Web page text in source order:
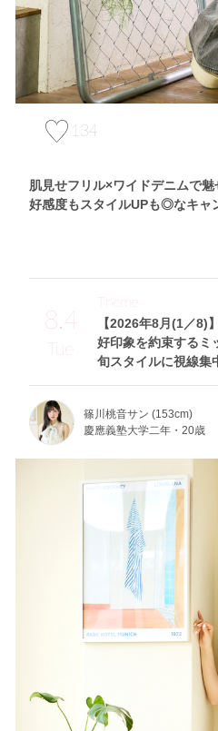
134
肌見せフリル×ワイドデニムで魅
好感度もスタイルUPも◎なキャ
8.4
Tue
【2026年8月(1／8)】
好印象を約束するミ
旬スタイルに視線
Theme
篠川桃音サン (153cm)
慶應義塾大学二年・20歳